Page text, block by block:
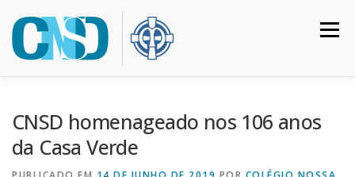
para
conteúdo
Menu
CNSD homenageado nos 106 anos
da Casa Verde